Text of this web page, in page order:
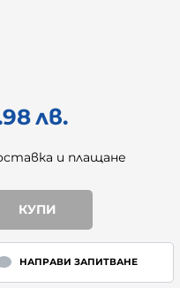
лв.
и плащане
КУПИ
НАПРАВИ ЗАПИТВАНЕ